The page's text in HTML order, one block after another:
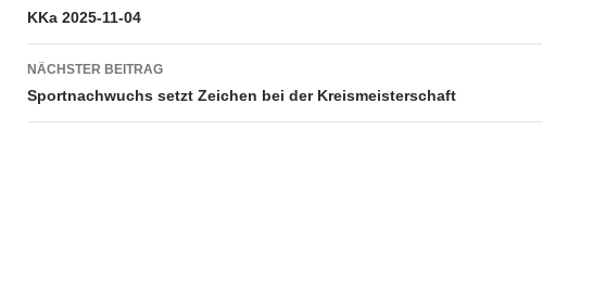
KKa 2025-11-04
NÄCHSTER BEITRAG
Sportnachwuchs setzt Zeichen bei der Kreismeisterschaft